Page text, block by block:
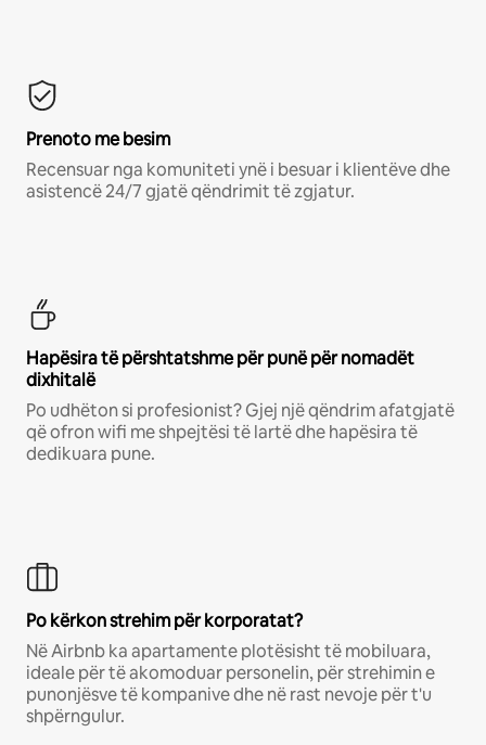
Prenoto me besim
Recensuar nga komuniteti ynë i besuar i klientëve dhe
asistencë 24/7 gjatë qëndrimit të zgjatur.
Hapësira të përshtatshme për punë për nomadët
dixhitalë
Po udhëton si profesionist? Gjej një qëndrim afatgjatë
që ofron wifi me shpejtësi të lartë dhe hapësira të
dedikuara pune.
Po kërkon strehim për korporatat?
Në Airbnb ka apartamente plotësisht të mobiluara,
ideale për të akomoduar personelin, për strehimin e
punonjësve të kompanive dhe në rast nevoje për t'u
shpërngulur.